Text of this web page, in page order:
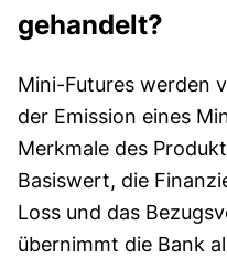
gehandelt?
Mini-Futures werden
der Emission eines
Merkmale des
Basiswert, die
Loss und das
übernimmt die Bank